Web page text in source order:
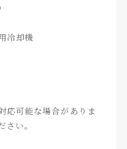
冷却機
応可能な場合がありま
い。